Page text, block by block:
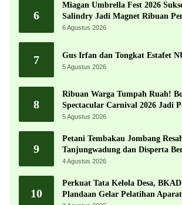
6
Miagan Umbrella Fest 2026
Salindry Jadi Magnet Ribuan
6 Agustus 2026
7 Gus Irfan dan Tongkat Estafet
5 Agustus 2026
8
Ribuan Warga Tumpah Ruah!
Spectacular Carnival 2026 Jadi
Kemerdekaan Terbesar di
5 Agustus 2026
9
Petani Tembakau Jombang
Tanjungwadung dan Disperta
4 Agustus 2026
10
Perkuat Tata Kelola Desa,
Plandaan Gelar Pelatihan